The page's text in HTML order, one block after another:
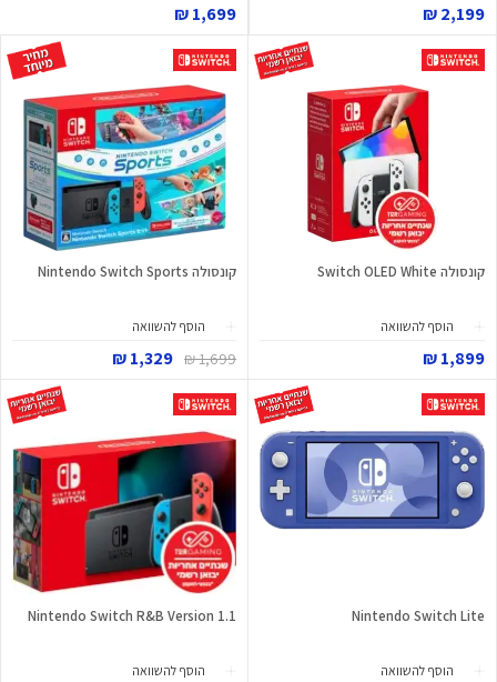
2,199 ₪
1,699 ₪
קונסולה Switch OLED White
הוסף להשוואה
1,899 ₪
קונסולה Nintendo Switch Sports
הוסף להשוואה
1,699 ₪
1,329 ₪
Nintendo Switch Lite
הוסף להשוואה
Nintendo Switch R&B Version 1.1
הוסף להשוואה